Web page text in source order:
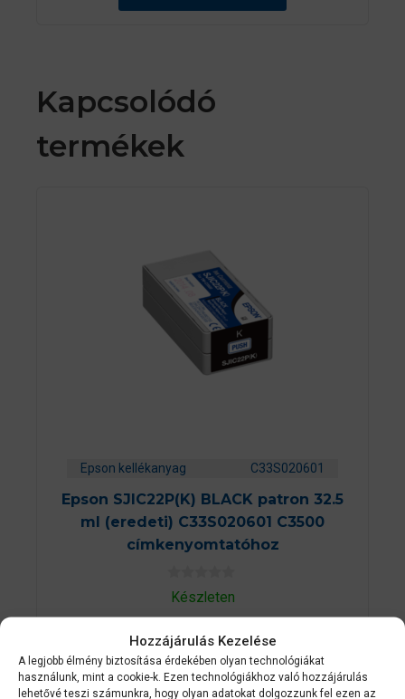
Hozzájárulás Kezelése
A legjobb élmény biztosítása érdekében olyan technológiákat
használunk, mint a cookie-k. Ezen technológiákhoz való hozzájárulás
lehetővé teszi számunkra, hogy olyan adatokat dolgozzunk fel ezen az
ő
Kapcsolódó
termékek
Epson kellékanyag C33S020601
Epson SJIC22P(K) BLACK patron 32.5
ml (eredeti) C33S020601 C3500
címkenyomtatóhoz
0
a
z
-
b
ő
l
Készleten
KOSÁRBA TESZEM